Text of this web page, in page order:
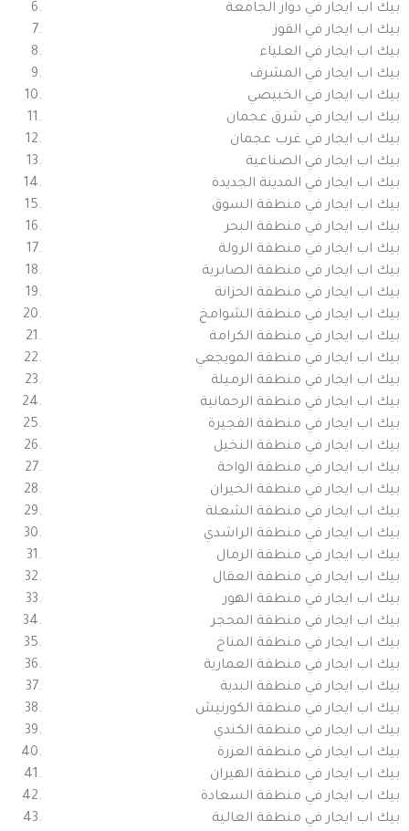
بيك اب ايجار في دوار الجامعة
بيك اب ايجار في القوز
بيك اب ايجار في العلياء
بيك اب ايجار في المشرف
بيك اب ايجار في الخبيصي
بيك اب ايجار في شرق عجمان
بيك اب ايجار في غرب عجمان
بيك اب ايجار في الصناعية
بيك اب ايجار في المدينة الجديدة
بيك اب ايجار في منطقة السوق
بيك اب ايجار في منطقة البحر
بيك اب ايجار في منطقة الرولة
بيك اب ايجار في منطقة الصابرية
بيك اب ايجار في منطقة الحزانة
بيك اب ايجار في منطقة الشوامخ
بيك اب ايجار في منطقة الكرامة
بيك اب ايجار في منطقة المويجعي
بيك اب ايجار في منطقة الرميلة
بيك اب ايجار في منطقة الرحمانية
بيك اب ايجار في منطقة الفجيرة
بيك اب ايجار في منطقة النخيل
بيك اب ايجار في منطقة الواحة
بيك اب ايجار في منطقة الخيران
بيك اب ايجار في منطقة الشعلة
بيك اب ايجار في منطقة الراشدي
بيك اب ايجار في منطقة الرمال
بيك اب ايجار في منطقة العقال
بيك اب ايجار في منطقة الهور
بيك اب ايجار في منطقة المحجر
بيك اب ايجار في منطقة المناخ
بيك اب ايجار في منطقة العمارية
بيك اب ايجار في منطقة البدية
بيك اب ايجار في منطقة الكورنيش
بيك اب ايجار في منطقة الكندي
بيك اب ايجار في منطقة العزرة
بيك اب ايجار في منطقة الهيران
بيك اب ايجار في منطقة السعادة
بيك اب ايجار في منطقة العالية